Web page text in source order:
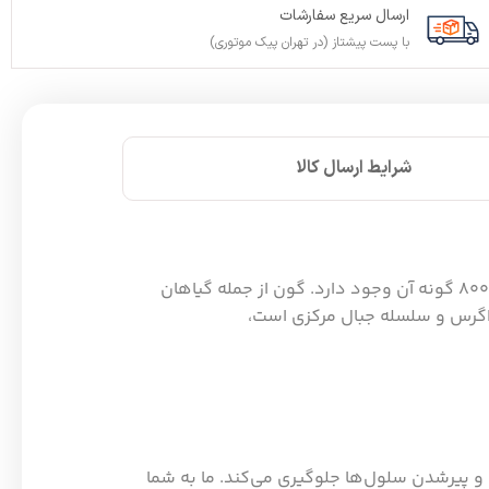
ارسال سریع سفارشات
با پست پیشتاز (در تهران پیک موتوری)
شرایط ارسال کالا
گون یک گیاه کوهستانی است که گل‌های آن عموما به رنگ بنفش تیره، آبی و یا سفید دیده می‌شوند. در ایران بیش از 800 گونه آن وجود دارد. گون از جمله گیاهان
و سلسله جبال مرکزی است،
سلول‌ها جلوگیری می‌کند. ما به شما